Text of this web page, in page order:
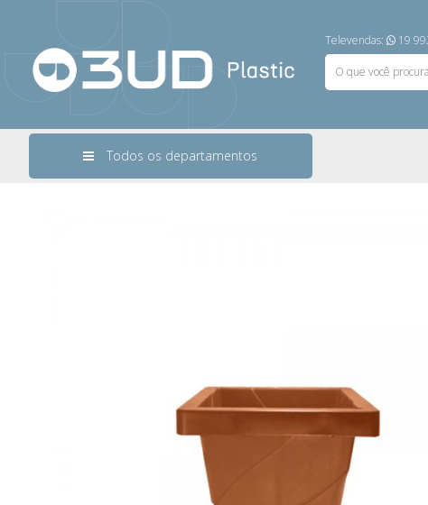
Televendas: 19
Todos os departamentos